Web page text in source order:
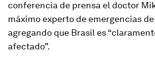
conferencia de prensa el doctor
máximo experto de emergencias de
agregando que Brasil es
afectado”.